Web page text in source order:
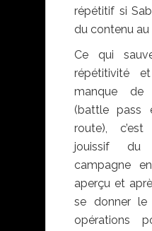
répétitif si
du contenu au
Ce qui
répétitivité
manque de
(battle pass
route), c’est
jouissif du
campagne
aperçu et
se donner
opérations